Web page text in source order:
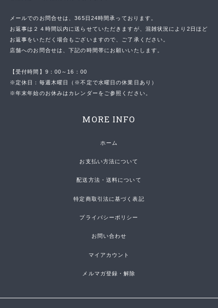
メールでのお問合せは、365日24時間承っております。
お返事は２４時間以内に送らせていただきますが、混雑状況により2日ほど
お返事をいただく場合もございますので、ご了承ください。
店舗へのお問合せは、下記の時間帯にお願いいたします。
【受付時間】9：00～16：00
※定休日：毎週木曜日（※不定で水曜日の休業日あり）
※年末年始のお休みはカレンダーをご参照ください。
MORE INFO
ホーム
お支払い方法について
配送方法・送料について
特定商取引法に基づく表記
プライバシーポリシー
お問い合わせ
マイアカウント
メルマガ登録・解除